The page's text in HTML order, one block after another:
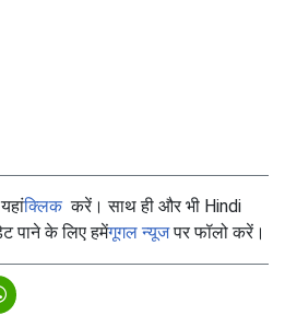
क्लिककरें। साथ ही और भी Hindi
पाने के लिए हमेंगूगल न्यूजपर फॉलो करें।